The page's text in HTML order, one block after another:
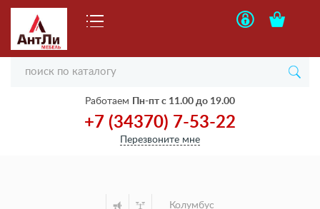
Работаем Пн-пт с 11.00 до 19.00
+7 (34370) 7-53-22
Перезвоните мне
Колумбус